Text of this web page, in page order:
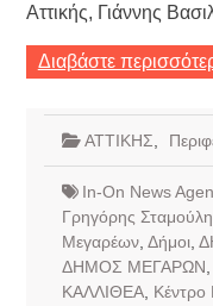
Αττικής, Γιάννης
Διαβάστε
ΑΤΤΙΚΗΣ
In-On News
Γρηγόρης
Μεγαρέων, Δήμοι,
ΔΗΜΟΣ ΜΕΓΑΡΩΝ
ΚΑΛΛΙΘΕΑ, Κέντρο